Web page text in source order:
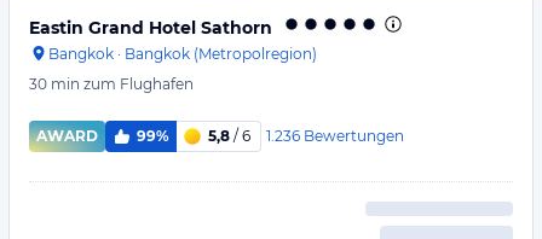
Eastin Grand Hotel Sathorn
Bangkok · Bangkok (Metropolregion)
30 min zum Flughafen
AWARD 99% 5,8 / 6 1.236 Bewertungen